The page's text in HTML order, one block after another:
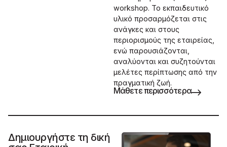
workshop. Το εκπαιδευτικό
υλικό προσαρμόζεται στις
ανάγκες και στους
περιορισμούς της εταιρείας,
ενώ παρουσιάζονται,
αναλύονται και συζητούνται
μελέτες περίπτωσης από την
πραγματική ζωή.
Μάθετε περισσότερα
Δημιουργήστε τη δική